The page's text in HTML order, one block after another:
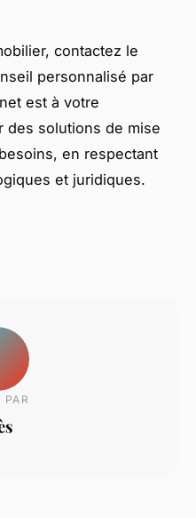
contactez le
personnalisé par
est à votre
des solutions de mise
en respectant
et juridiques.
PAR